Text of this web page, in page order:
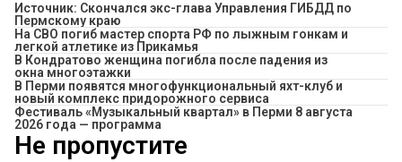
Источник: Скончался экс-глава Управления ГИБДД по
Пермскому краю
На СВО погиб мастер спорта РФ по лыжным гонкам и
легкой атлетике из Прикамья
В Кондратово женщина погибла после падения из
окна многоэтажки
В Перми появятся многофункциональный яхт-клуб и
новый комплекс придорожного сервиса
Фестиваль «Музыкальный квартал» в Перми 8 августа
2026 года — программа
Не пропустите